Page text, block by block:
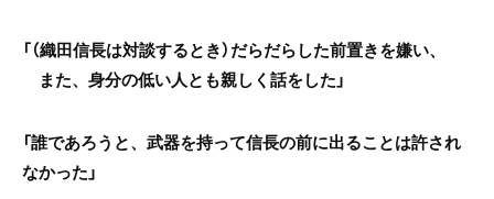
「（織田信長は対談するとき）だらだらした前置きを嫌い、
また、身分の低い人とも親しく話をした」
「誰であろうと、武器を持って信長の前に出ることは許され
なかった」